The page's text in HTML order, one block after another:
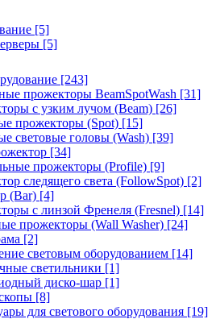
[5]
[5]
[243]
прожекторы BeamSpotWash [31]
с узким лучом (Beam) [26]
прожекторы (Spot) [15]
световые головы (Wash) [39]
[34]
прожекторы (Profile) [9]
следящего света (FollowSpot) [2]
(Bar) [4]
с линзой Френеля (Fresnel) [14]
прожекторы (Wall Washer) [24]
[2]
световым оборудованием [14]
светильники [1]
диско-шар [1]
[8]
для светового оборудования [19]